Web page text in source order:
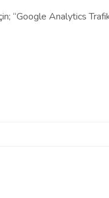
“Google Analytics Trafik